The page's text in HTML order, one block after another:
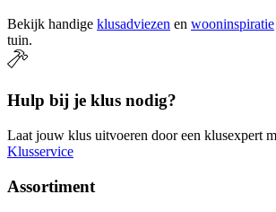
Bekijk handige klusadviezen en wooninspiratie
tuin.
Hulp bij je klus nodig?
Laat jouw klus uitvoeren door een klusexpert
Klusservice
Assortiment